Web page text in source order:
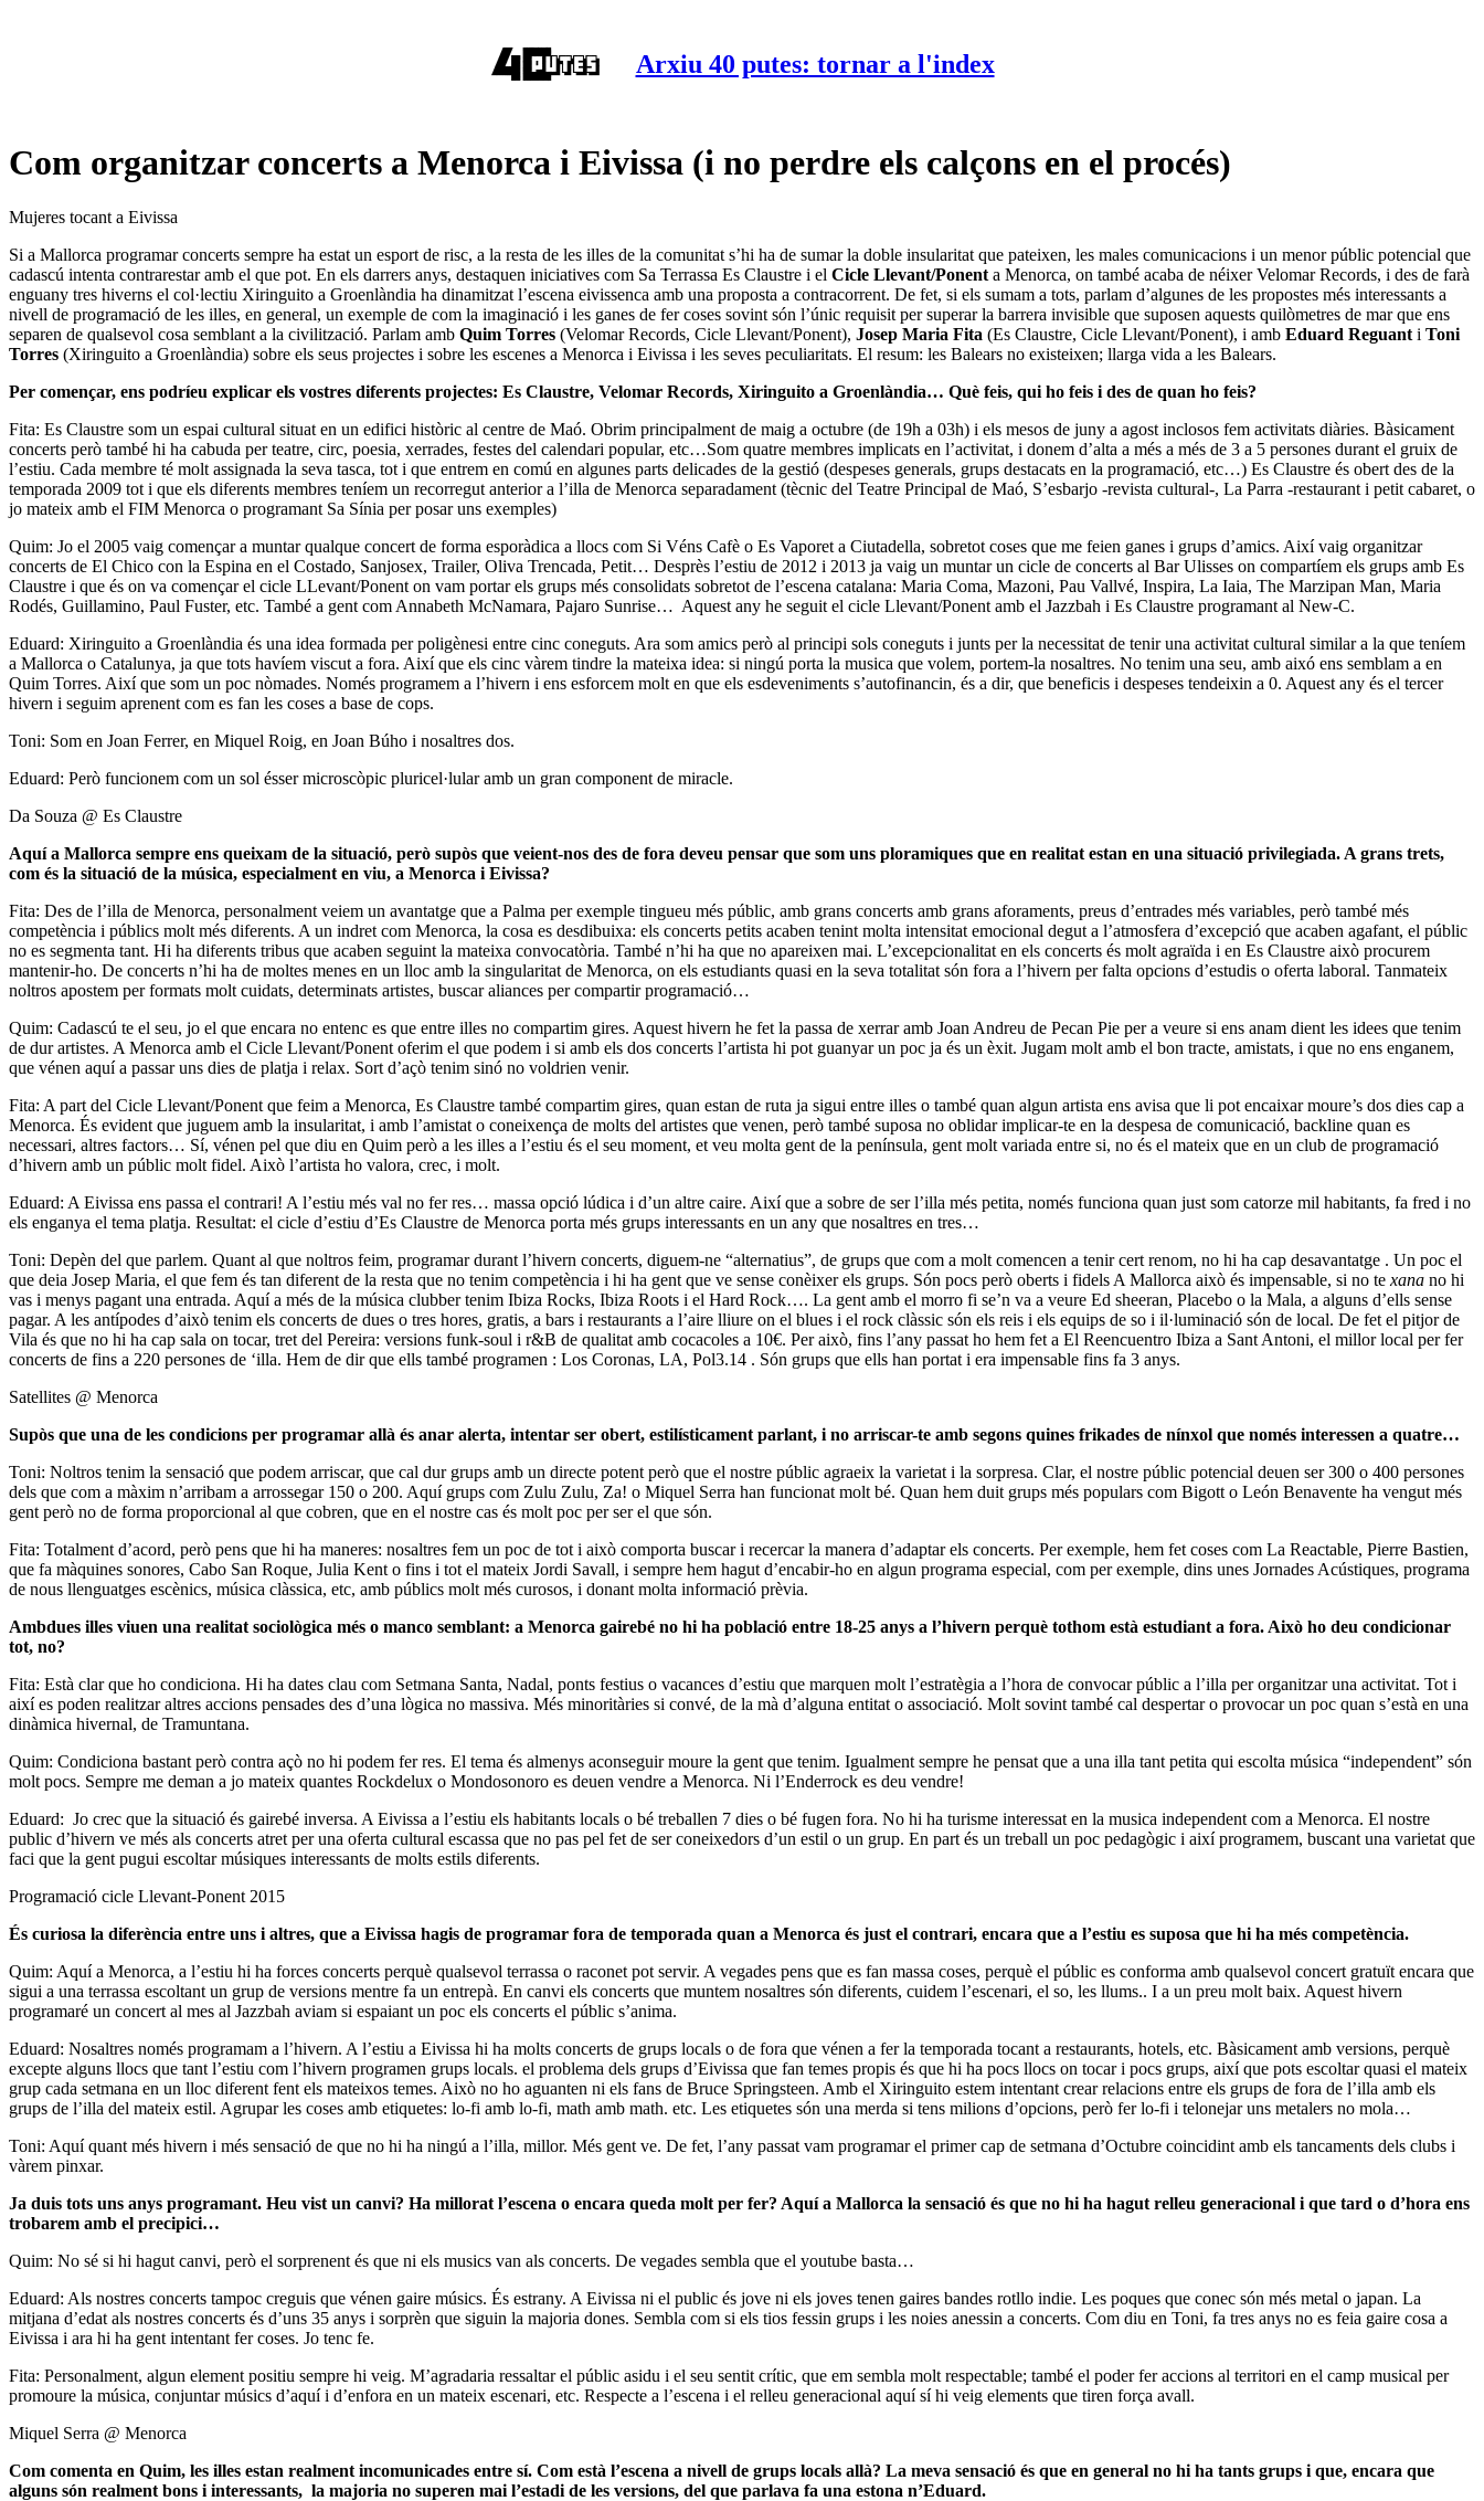
Arxiu 40 putes: tornar a l'index
Com organitzar concerts a Menorca i Eivissa (i no perdre els calçons en el procés)
Mujeres tocant a Eivissa
Si a Mallorca programar concerts sempre ha estat un esport de risc, a la resta de les illes de la comunitat s’hi ha de sumar la doble insularitat que pateixen, les males comunicacions i un menor públic potencial que
cadascú intenta contrarestar amb el que pot. En els darrers anys, destaquen iniciatives com Sa Terrassa Es Claustre i el Cicle Llevant/Ponent a Menorca, on també acaba de néixerVelomar Records, i des de farà
enguany tres hiverns el col·lectiu Xiringuito a Groenlàndia ha dinamitzat l’escena eivissenca amb una proposta a contracorrent. De fet, si els sumam a tots, parlam d’algunes de les propostes més interessants a
nivell de programació de les illes, en general, un exemple de com la imaginació i les ganes de fer coses sovint són l’únic requisit per superar la barrera invisible que suposen aquests quilòmetres de mar que ens
separen de qualsevol cosa semblant a la civilització. Parlam amb Quim Torres (Velomar Records, Cicle Llevant/Ponent), Josep Maria Fita (Es Claustre, Cicle Llevant/Ponent), i amb Eduard Reguant i Toni
Torres (Xiringuito a Groenlàndia) sobre els seus projectes i sobre les escenes a Menorca i Eivissa i les seves peculiaritats. El resum: les Balears no existeixen; llarga vida a les Balears.
Per començar, ens podríeu explicar els vostres diferents projectes: Es Claustre, Velomar Records, Xiringuito a Groenlàndia… Què feis, qui ho feis i des de quan ho feis?
Fita: Es Claustre som un espai cultural situat en un edifici històric al centre de Maó. Obrim principalment de maig a octubre (de 19h a 03h) i els mesos de juny a agost inclosos fem activitats diàries. Bàsicament
concerts però també hi ha cabuda per teatre, circ, poesia, xerrades, festes del calendari popular, etc…Som quatre membres implicats en l’activitat, i donem d’alta a més a més de 3 a 5 persones durant el gruix de
l’estiu. Cada membre té molt assignada la seva tasca, tot i que entrem en comú en algunes parts delicades de la gestió (despeses generals, grups destacats en la programació, etc…) Es Claustre és obert des de la
temporada 2009 tot i que els diferents membres teníem un recorregut anterior a l’illa de Menorca separadament (tècnic del Teatre Principal de Maó, S’esbarjo -revista cultural-, La Parra -restaurant i petit cabaret, o
jo mateix amb el FIM Menorca o programant Sa Sínia per posar uns exemples)
Quim: Jo el 2005 vaig començar a muntar qualque concert de forma esporàdica a llocs com Si Véns Cafè o Es Vaporet a Ciutadella, sobretot coses que me feien ganes i grups d’amics. Així vaig organitzar
concerts de El Chico con la Espina en el Costado, Sanjosex, Trailer, Oliva Trencada, Petit… Desprès l’estiu de 2012 i 2013 ja vaig un muntar un cicle de concerts al Bar Ulisses on compartíem els grups amb Es
Claustre i que és on va començar el cicle LLevant/Ponent on vam portar els grups més consolidats sobretot de l’escena catalana: Maria Coma, Mazoni, Pau Vallvé, Inspira, La Iaia, The Marzipan Man, Maria
Rodés, Guillamino, Paul Fuster, etc. També a gent com Annabeth McNamara, Pajaro Sunrise… Aquest any he seguit el cicle Llevant/Ponent amb el Jazzbah i Es Claustre programant al New-C.
Eduard: Xiringuito a Groenlàndia és una idea formada per poligènesi entre cinc coneguts. Ara som amics però al principi sols coneguts i junts per la necessitat de tenir una activitat cultural similar a la que teníem
a Mallorca o Catalunya, ja que tots havíem viscut a fora. Així que els cinc vàrem tindre la mateixa idea: si ningú porta la musica que volem, portem-la nosaltres. No tenim una seu, amb aixó ens semblam a en
Quim Torres. Així que som un poc nòmades. Només programem a l’hivern i ens esforcem molt en que els esdeveniments s’autofinancin, és a dir, que beneficis i despeses tendeixin a 0. Aquest any és el tercer
hivern i seguim aprenent com es fan les coses a base de cops.
Toni: Som en Joan Ferrer, en Miquel Roig, en Joan Búho i nosaltres dos.
Eduard: Però funcionem com un sol ésser microscòpic pluricel·lular amb un gran component de miracle.
Da Souza @ Es Claustre
Aquí a Mallorca sempre ens queixam de la situació, però supòs que veient-nos des de fora deveu pensar que som uns ploramiques que en realitat estan en una situació privilegiada. A grans trets,
com és la situació de la música, especialment en viu, a Menorca i Eivissa?
Fita: Des de l’illa de Menorca, personalment veiem un avantatge que a Palma per exemple tingueu més públic, amb grans concerts amb grans aforaments, preus d’entrades més variables, però també més
competència i públics molt més diferents. A un indret com Menorca, la cosa es desdibuixa: els concerts petits acaben tenint molta intensitat emocional degut a l’atmosfera d’excepció que acaben agafant, el públic
no es segmenta tant. Hi ha diferents tribus que acaben seguint la mateixa convocatòria. També n’hi ha que no apareixen mai. L’excepcionalitat en els concerts és molt agraïda i en Es Claustre això procurem
mantenir-ho. De concerts n’hi ha de moltes menes en un lloc amb la singularitat de Menorca, on els estudiants quasi en la seva totalitat són fora a l’hivern per falta opcions d’estudis o oferta laboral. Tanmateix
noltros apostem per formats molt cuidats, determinats artistes, buscar aliances per compartir programació…
Quim: Cadascú te el seu, jo el que encara no entenc es que entre illes no compartim gires. Aquest hivern he fet la passa de xerrar amb Joan Andreu de Pecan Pie per a veure si ens anam dient les idees que tenim
de dur artistes. A Menorca amb el Cicle Llevant/Ponent oferim el que podem i si amb els dos concerts l’artista hi pot guanyar un poc ja és un èxit. Jugam molt amb el bon tracte, amistats, i que no ens enganem,
que vénen aquí a passar uns dies de platja i relax. Sort d’açò tenim sinó no voldrien venir.
Fita: A part del Cicle Llevant/Ponent que feim a Menorca, Es Claustre també compartim gires, quan estan de ruta ja sigui entre illes o també quan algun artista ens avisa que li pot encaixar moure’s dos dies cap a
Menorca. És evident que juguem amb la insularitat, i amb l’amistat o coneixença de molts del artistes que venen, però també suposa no oblidar implicar-te en la despesa de comunicació, backline quan es
necessari, altres factors… Sí, vénen pel que diu en Quim però a les illes a l’estiu és el seu moment, et veu molta gent de la península, gent molt variada entre si, no és el mateix que en un club de programació
d’hivern amb un públic molt fidel. Això l’artista ho valora, crec, i molt.
Eduard: A Eivissa ens passa el contrari! A l’estiu més val no fer res… massa opció lúdica i d’un altre caire. Així que a sobre de ser l’illa més petita, només funciona quan just som catorze mil habitants, fa fred i no
els enganya el tema platja. Resultat: el cicle d’estiu d’Es Claustre de Menorca porta més grups interessants en un any que nosaltres en tres…
Toni: Depèn del que parlem. Quant al que noltros feim, programar durant l’hivern concerts, diguem-ne “alternatius”, de grups que com a molt comencen a tenir cert renom, no hi ha cap desavantatge . Un poc el
que deia Josep Maria, el que fem és tan diferent de la resta que no tenim competència i hi ha gent que ve sense conèixer els grups. Són pocs però oberts i fidels A Mallorca això és impensable, si no te xana no hi
vas i menys pagant una entrada. Aquí a més de la música clubber tenim Ibiza Rocks, Ibiza Roots i el Hard Rock…. La gent amb el morro fi se’n va a veure Ed sheeran, Placebo o la Mala, a alguns d’ells sense
pagar. A les antípodes d’això tenim els concerts de dues o tres hores, gratis, a bars i restaurants a l’aire lliure on el blues i el rock clàssic són els reis i els equips de so i il·luminació són de local. De fet el pitjor de
Vila és que no hi ha cap sala on tocar, tret del Pereira: versions funk-soul i r&B de qualitat amb cocacoles a 10€. Per això, fins l’any passat ho hem fet a El Reencuentro Ibiza a Sant Antoni, el millor local per fer
concerts de fins a 220 persones de ‘illa. Hem de dir que ells també programen : Los Coronas, LA, Pol3.14 . Són grups que ells han portat i era impensable fins fa 3 anys.
Satellites @ Menorca
Supòs que una de les condicions per programar allà és anar alerta, intentar ser obert, estilísticament parlant, i no arriscar-te amb segons quines frikades de nínxol que només interessen a quatre…
Toni: Noltros tenim la sensació que podem arriscar, que cal dur grups amb un directe potent però que el nostre públic agraeix la varietat i la sorpresa. Clar, el nostre públic potencial deuen ser 300 o 400 persones
dels que com a màxim n’arribam a arrossegar 150 o 200. Aquí grups com Zulu Zulu, Za! o Miquel Serra han funcionat molt bé. Quan hem duit grups més populars com Bigott o León Benavente ha vengut més
gent però no de forma proporcional al que cobren, que en el nostre cas és molt poc per ser el que són.
Fita: Totalment d’acord, però pens que hi ha maneres: nosaltres fem un poc de tot i això comporta buscar i recercar la manera d’adaptar els concerts. Per exemple, hem fet coses com La Reactable, Pierre Bastien,
que fa màquines sonores, Cabo San Roque, Julia Kent o fins i tot el mateix Jordi Savall, i sempre hem hagut d’encabir-ho en algun programa especial, com per exemple, dins unes Jornades Acústiques, programa
de nous llenguatges escènics, música clàssica, etc, amb públics molt més curosos, i donant molta informació prèvia.
Ambdues illes viuen una realitat sociològica més o manco semblant: a Menorca gairebé no hi ha població entre 18-25 anys a l’hivern perquè tothom està estudiant a fora. Això ho deu condicionar
tot, no?
Fita: Està clar que ho condiciona. Hi ha dates clau com Setmana Santa, Nadal, ponts festius o vacances d’estiu que marquen molt l’estratègia a l’hora de convocar públic a l’illa per organitzar una activitat. Tot i
així es poden realitzar altres accions pensades des d’una lògica no massiva. Més minoritàries si convé, de la mà d’alguna entitat o associació. Molt sovint també cal despertar o provocar un poc quan s’està en una
dinàmica hivernal, de Tramuntana.
Quim: Condiciona bastant però contra açò no hi podem fer res. El tema és almenys aconseguir moure la gent que tenim. Igualment sempre he pensat que a una illa tant petita qui escolta música “independent” són
molt pocs. Sempre me deman a jo mateix quantes Rockdelux o Mondosonoro es deuen vendre a Menorca. Ni l’Enderrock es deu vendre!
Eduard: Jo crec que la situació és gairebé inversa. A Eivissa a l’estiu els habitants locals o bé treballen 7 dies o bé fugen fora. No hi ha turisme interessat en la musica independent com a Menorca. El nostre
public d’hivern ve més als concerts atret per una oferta cultural escassa que no pas pel fet de ser coneixedors d’un estil o un grup. En part és un treball un poc pedagògic i així programem, buscant una varietat que
faci que la gent pugui escoltar músiques interessants de molts estils diferents.
Programació cicle Llevant-Ponent 2015
És curiosa la diferència entre uns i altres, que a Eivissa hagis de programar fora de temporada quan a Menorca és just el contrari, encara que a l’estiu es suposa que hi ha més competència.
Quim: Aquí a Menorca, a l’estiu hi ha forces concerts perquè qualsevol terrassa o raconet pot servir. A vegades pens que es fan massa coses, perquè el públic es conforma amb qualsevol concert gratuït encara que
sigui a una terrassa escoltant un grup de versions mentre fa un entrepà. En canvi els concerts que muntem nosaltres són diferents, cuidem l’escenari, el so, les llums.. I a un preu molt baix. Aquest hivern
programaré un concert al mes al Jazzbah aviam si espaiant un poc els concerts el públic s’anima.
Eduard: Nosaltres només programam a l’hivern. A l’estiu a Eivissa hi ha molts concerts de grups locals o de fora que vénen a fer la temporada tocant a restaurants, hotels, etc. Bàsicament amb versions, perquè
excepte alguns llocs que tant l’estiu com l’hivern programen grups locals. el problema dels grups d’Eivissa que fan temes propis és que hi ha pocs llocs on tocar i pocs grups, així que pots escoltar quasi el mateix
grup cada setmana en un lloc diferent fent els mateixos temes. Això no ho aguanten ni els fans de Bruce Springsteen. Amb el Xiringuito estem intentant crear relacions entre els grups de fora de l’illa amb els
grups de l’illa del mateix estil. Agrupar les coses amb etiquetes: lo-fi amb lo-fi, math amb math. etc. Les etiquetes són una merda si tens milions d’opcions, però fer lo-fi i telonejar uns metalers no mola…
Toni: Aquí quant més hivern i més sensació de que no hi ha ningú a l’illa, millor. Més gent ve. De fet, l’any passat vam programar el primer cap de setmana d’Octubre coincidint amb els tancaments dels clubs i
vàrem pinxar.
Ja duis tots uns anys programant. Heu vist un canvi? Ha millorat l’escena o encara queda molt per fer? Aquí a Mallorca la sensació és que no hi ha hagut relleu generacional i que tard o d’hora ens
trobarem amb el precipici…
Quim: No sé si hi hagut canvi, però el sorprenent és que ni els musics van als concerts. De vegades sembla que el youtube basta…
Eduard: Als nostres concerts tampoc creguis que vénen gaire músics. És estrany. A Eivissa ni el public és jove ni els joves tenen gaires bandes rotllo indie. Les poques que conec són més metal o japan. La
mitjana d’edat als nostres concerts és d’uns 35 anys i sorprèn que siguin la majoria dones. Sembla com si els tios fessin grups i les noies anessin a concerts. Com diu en Toni, fa tres anys no es feia gaire cosa a
Eivissa i ara hi ha gent intentant fer coses. Jo tenc fe.
Fita: Personalment, algun element positiu sempre hi veig. M’agradaria ressaltar el públic asidu i el seu sentit crític, que em sembla molt respectable; també el poder fer accions al territori en el camp musical per
promoure la música, conjuntar músics d’aquí i d’enfora en un mateix escenari, etc. Respecte a l’escena i el relleu generacional aquí sí hi veig elements que tiren força avall.
Miquel Serra @ Menorca
Com comenta en Quim, les illes estan realment incomunicades entre sí. Com està l’escena a nivell de grups locals allà? La meva sensació és que en general no hi ha tants grups i que, encara que
alguns són realment bons i interessants, la majoria no superen mai l’estadi de les versions, del que parlava fa una estona n’Eduard.